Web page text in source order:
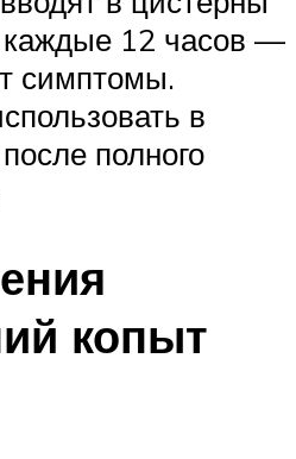
каждые 12 часов —
симптомы.
в
полного
копыт